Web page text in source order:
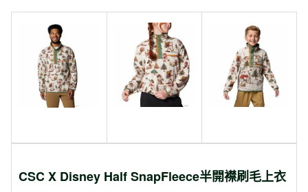
CSC X Disney Half SnapFleece半開襟刷毛上衣